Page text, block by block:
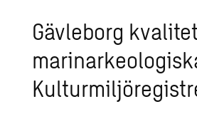
Gävleborg